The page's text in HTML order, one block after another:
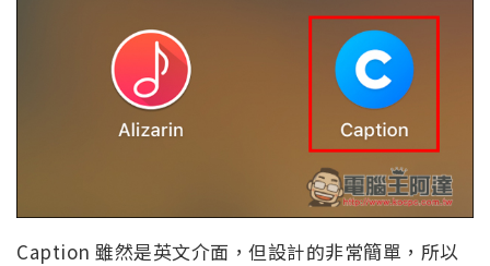
Caption 雖然是英文介面，但設計的非常簡單，所以